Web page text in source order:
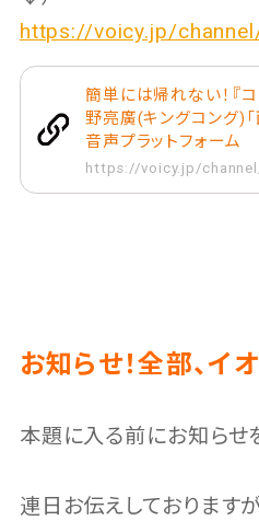
https://voicy.jp/
簡単には帰れない！『
野亮廣(キングコング)
音声プラットフォーム
https://voicy.jp/
お知らせ！全部、イ
本題に入る前にお知らせ
連日お伝えしておりますが